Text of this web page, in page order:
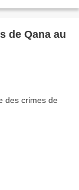
de Qana au